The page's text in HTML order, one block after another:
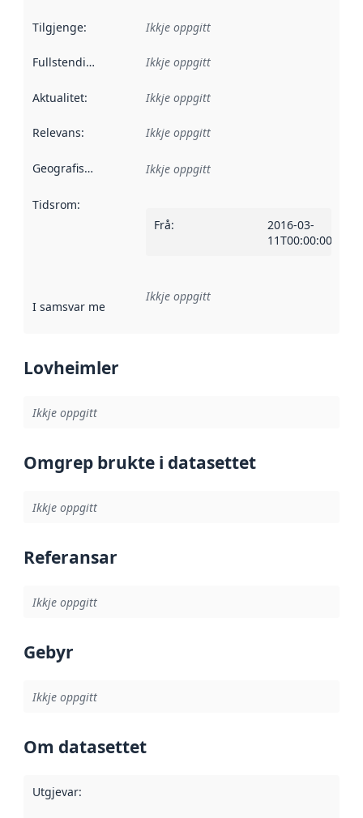
Tilgjenge: Ikkje oppgitt
Fullstendigheit Ikkje oppgitt
Aktualitet: Ikkje oppgitt
Relevans: Ikkje oppgitt
Geografisk område Ikkje oppgitt
Tidsrom:
Frå:
2016-03-
11T00:00:00Z
I samsvar med Referanse til ei implementeringsregel eller
Ikkje oppgitt
Lovheimler
Ikkje oppgitt
Omgrep brukte i datasettet
Ikkje oppgitt
Referansar
Ikkje oppgitt
Gebyr
Ikkje oppgitt
Om datasettet
Utgjevar: